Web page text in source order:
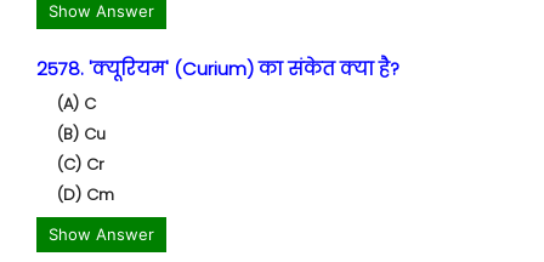
Show Answer
2578. 'क्यूरियम' (Curium) का संकेत क्या है?
(A) C
(B) Cu
(C) Cr
(D) Cm
Show Answer